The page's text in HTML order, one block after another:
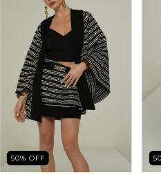
50% OFF 50